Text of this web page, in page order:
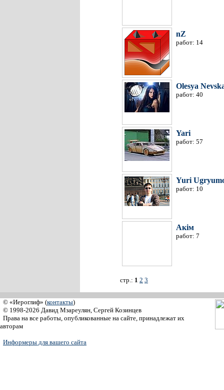
nZ
работ: 14
Olesya
работ: 40
Yari
работ: 57
Yuri
работ: 10
Акім
работ: 7
стр.: 1 2 3
© «Иероглиф» (контакты)
© 1998-2026 Давид Мзареулян, Сергей Козинцев
Права на все работы, опубликованные на сайте, принадлежат их
авторам
Информеры для вашего сайта